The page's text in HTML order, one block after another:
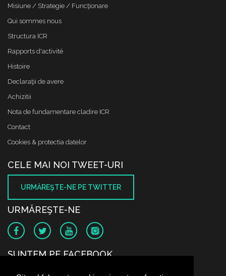
Misiune / Strategie / Funcţionare
Qui sommes nous
Structura ICR
Rapports d'activité
Histoire
Declaraţii de avere
Achizitii
Nota de fundamentare cladire ICR
Contact
Cookies & protectia datelor
CELE MAI NOI TWEET-URI
URMĂREŞTE-NE PE TWITTER
URMĂREŞTE-NE
SUNTEM PE FACEBOOK